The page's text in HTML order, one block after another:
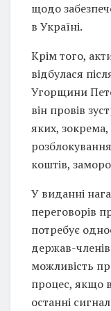
щодо
в Україні.
Крім того,
відбулася
Угорщини
він провів
яких,
коштів,
У виданні
переговорів
потребує
держав-
можливість
процес, якщо
останні